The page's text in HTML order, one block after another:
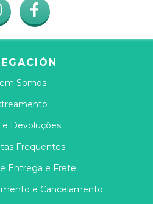
Somos
e Devoluções
Frequentes
Entrega e Frete
e Cancelamento